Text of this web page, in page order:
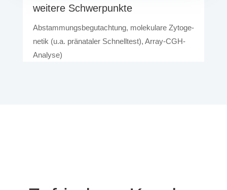
wei­te­re Schwerpunkte
Abstam­mungs­be­gut­ach­tung, mole­ku­la­re Zyto­ge­
ne­tik (u.a. prä­na­ta­ler Schnell­test), Array-CGH-
Analyse)